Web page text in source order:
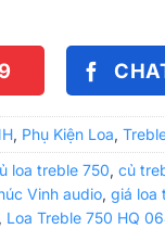
, Phụ Kiện Loa,
loa treble 750, củ
Vinh audio, giá loa
, Loa Treble 750 HQ